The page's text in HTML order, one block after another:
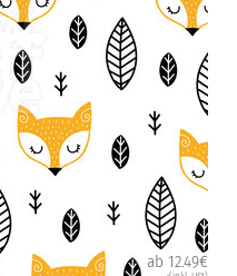
ab 12.49€